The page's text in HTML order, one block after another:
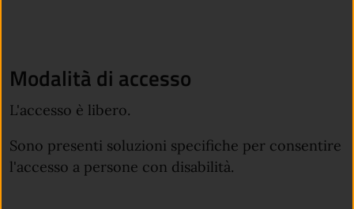
Modalità di accesso
L'accesso è libero.
Sono presenti soluzioni specifiche per consentire
l'accesso a persone con disabilità.